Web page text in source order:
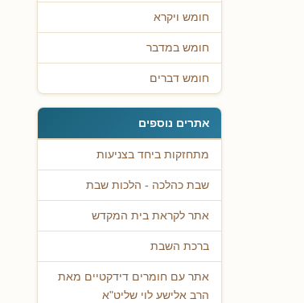
חומש ויקרא
חומש במדבר
חומש דברים
אתרים נוספים
מתחזקות ביחד בצניעות
שבת כהלכה - הלכות שבת
אתר לקראת בית המקדש
ברכת השבת
אתר עם חומרים דידקטיים מאת
הרב אלישע לוי שליט"א